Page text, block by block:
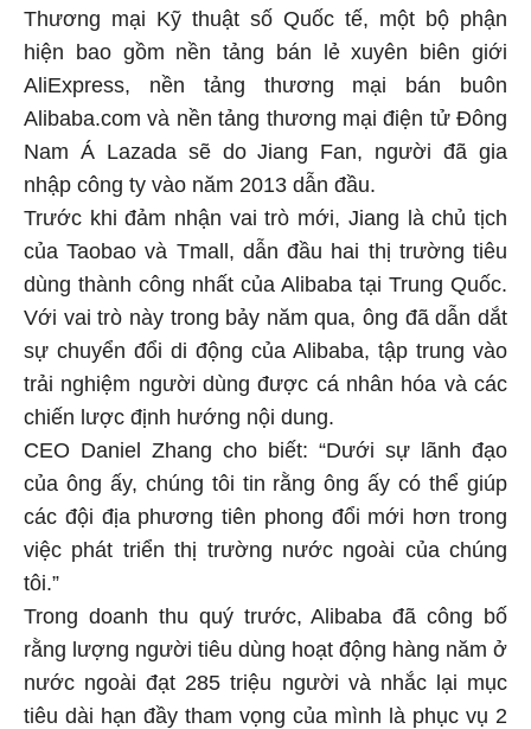
Thương mại Kỹ thuật số Quốc tế, một bộ phận
hiện bao gồm nền tảng bán lẻ xuyên biên giới
AliExpress, nền tảng thương mại bán buôn
Alibaba.com và nền tảng thương mại điện tử Đông
Nam Á Lazada sẽ do Jiang Fan, người đã gia
nhập công ty vào năm 2013 dẫn đầu.
Trước khi đảm nhận vai trò mới, Jiang là chủ tịch
của Taobao và Tmall, dẫn đầu hai thị trường tiêu
dùng thành công nhất của Alibaba tại Trung Quốc.
Với vai trò này trong bảy năm qua, ông đã dẫn dắt
sự chuyển đổi di động của Alibaba, tập trung vào
trải nghiệm người dùng được cá nhân hóa và các
chiến lược định hướng nội dung.
CEO Daniel Zhang cho biết: “Dưới sự lãnh đạo
của ông ấy, chúng tôi tin rằng ông ấy có thể giúp
các đội địa phương tiên phong đổi mới hơn trong
việc phát triển thị trường nước ngoài của chúng
tôi.”
Trong doanh thu quý trước, Alibaba đã công bố
rằng lượng người tiêu dùng hoạt động hàng năm ở
nước ngoài đạt 285 triệu người và nhắc lại mục
tiêu dài hạn đầy tham vọng của mình là phục vụ 2